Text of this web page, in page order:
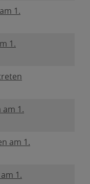
1.
1.
1.
am 1.
1.